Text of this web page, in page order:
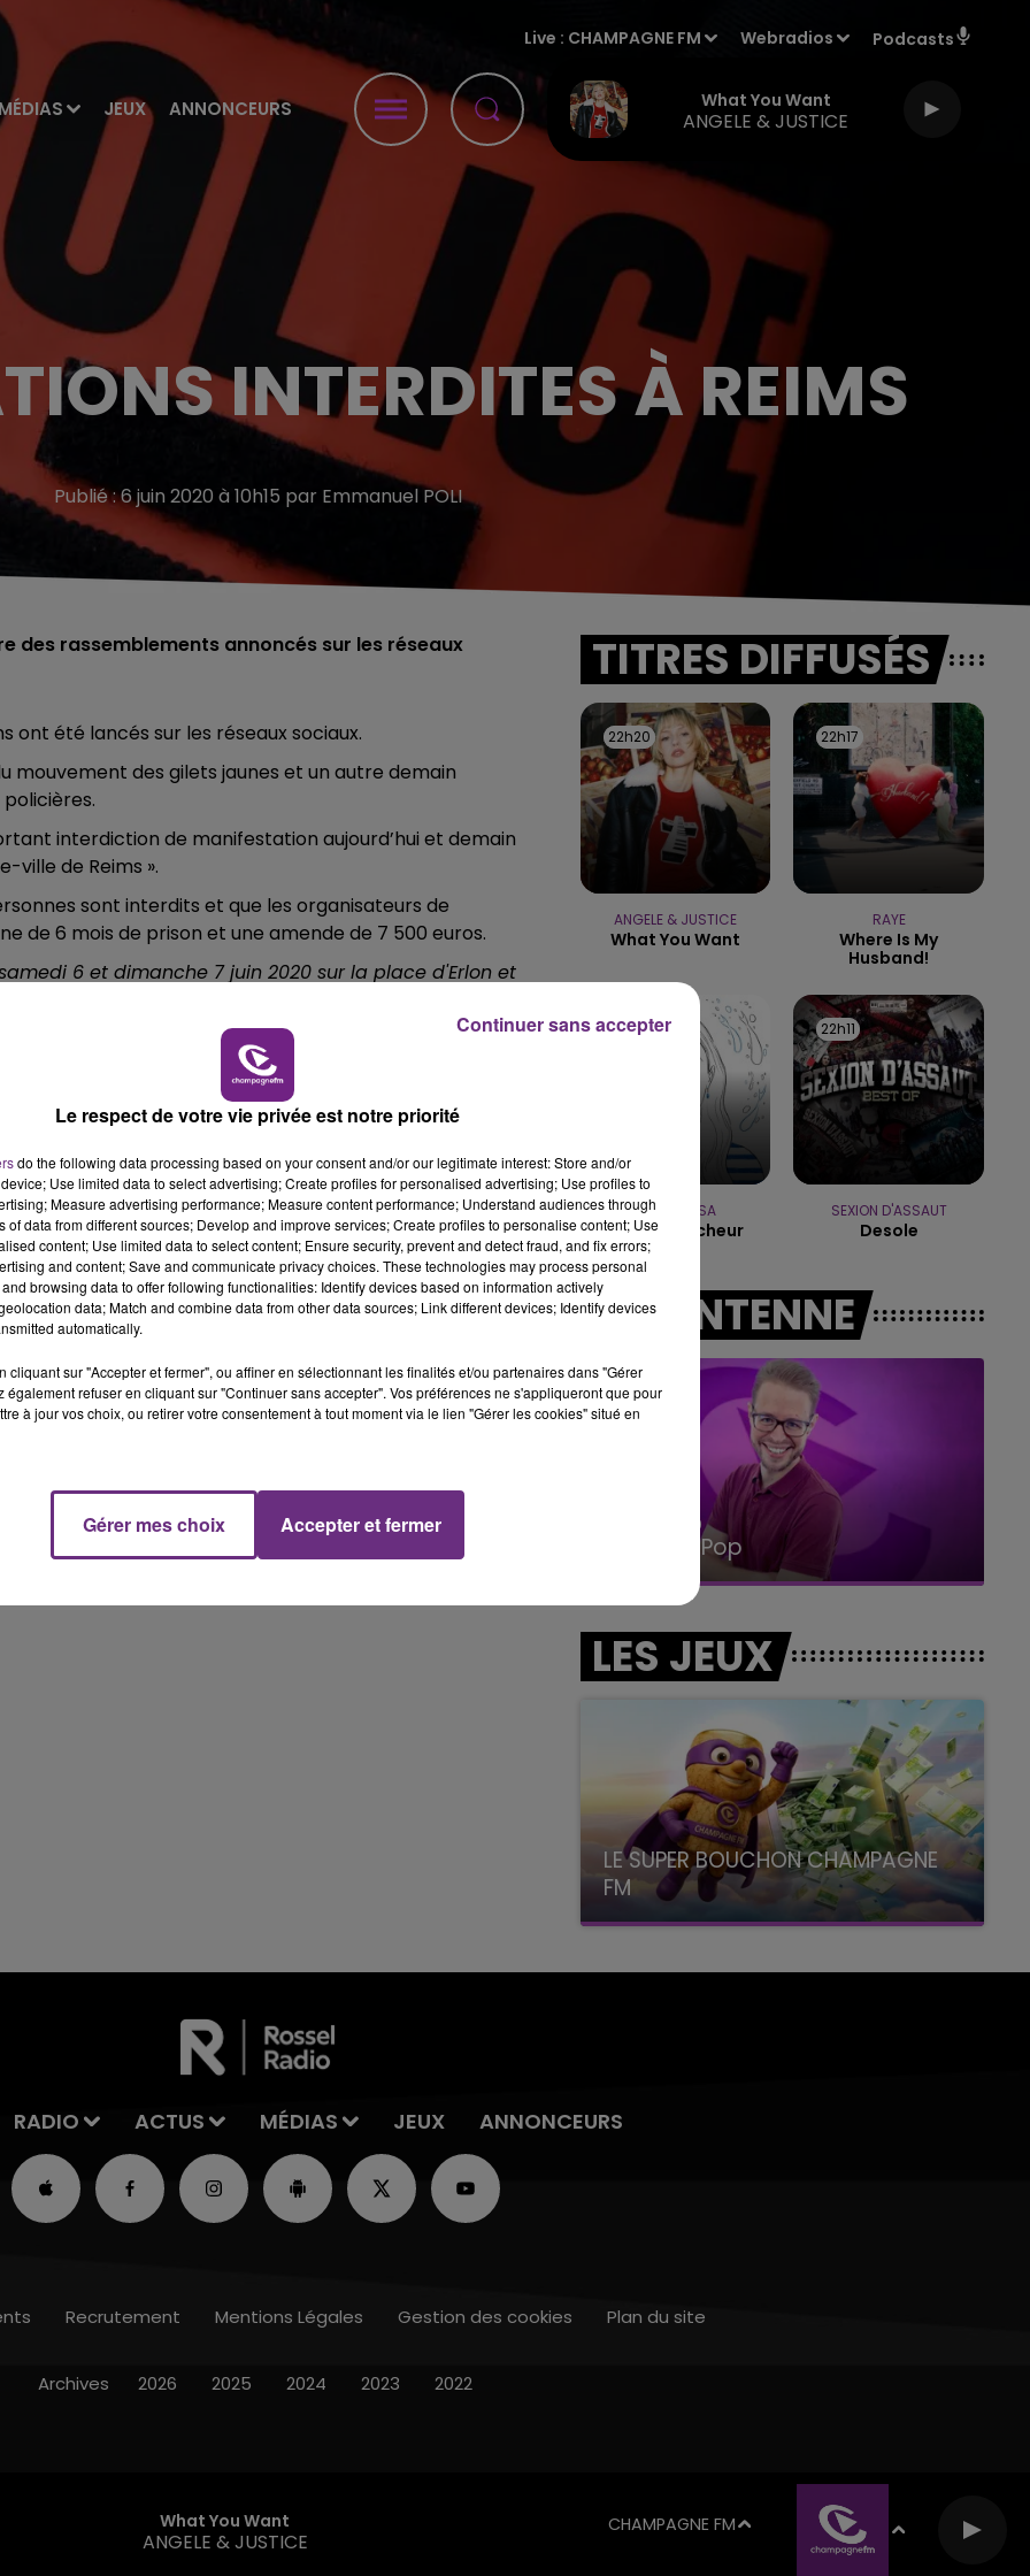
MÉDIAS JEUX ANNONCEURS
Live : CHAMPAGNE FM Webradios Podcasts
What You Want
ANGELE & JUSTICE
LA FAMILLE
10h00 - 14h00
LE TICKET DE CAISSE
INTERDITES À REIMS
Publié : 6 juin 2020 à 10h15 par Emmanuel POLI
des rassemblements annoncés sur les réseaux
ont été lancés sur les réseaux sociaux.
mouvement des gilets jaunes et un autre demain
interdiction de manifestation aujourd’hui et demain
ville de Reims ».
sont interdits et que les organisateurs de
de 6 mois de prison et une amende de 7 500 euros.
6 et dimanche 7 juin 2020 sur la place d'Erlon et
pic.twitter.com/5vs7NL6D2p
L'INSPECTION DU TRAVAIL RAPPELLE À
2026 s'est avéré être plus précoce que prévu,
l'inspection du Travail en profite pour rappeler
les conditions de...
TITRES DIFFUSÉS
22h20
22h20
ANGELE & JUSTICE
What You Want
22h17
22h17
RAYE
Where Is My
Husband!
22h15
22h15
MANON LISA
Le Petit Pecheur
22h11
22h11
SEXION D'ASSAUT
Desole
A L'ANTENNE
10h00 - 14h00
LE TICKET DE CAISSE
14h00 - 15h00
La Radio Pop
LES JEUX
LE SUPER BOUCHON CHAMPAGNE
FM
avec La Famille Champagne FM, à 8H10
RADIO ACTUS MÉDIAS JEUX ANNONCEURS
What You Want
ANGELE & JUSTICE
CHAMPAGNE FM
Recrutement Mentions Légales Gestion des cookies Plan du site
Archives 2026 2025 2024 2023 2022
Le respect de votre vie privée est notre priorité
do the following data processing based on your consent and/or our legitimate interest: Store and/or
Use limited data to select advertising; Create profiles for personalised advertising; Use profiles to
Measure advertising performance; Measure content performance; Understand audiences through
of data from different sources; Develop and improve services; Create profiles to personalise content; Use
content; Use limited data to select content; Ensure security, prevent and detect fraud, and fix errors;
and content; Save and communicate privacy choices. These technologies may process personal
browsing data to offer following functionalities: Identify devices based on information actively
data; Match and combine data from other data sources; Link different devices; Identify devices
automatically.
cliquant sur "Accepter et fermer", ou affiner en sélectionnant les finalités et/ou partenaires dans "Gérer
également refuser en cliquant sur "Continuer sans accepter". Vos préférences ne s'appliqueront que pour
à jour vos choix, ou retirer votre consentement à tout moment via le lien "Gérer les cookies" situé en
Gérer mes choix Accepter et fermer
Continuer sans accepter